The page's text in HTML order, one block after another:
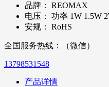
品牌：
REOMAX
电压：
功率 1W 1.5W
安规：
RoHS
全国服务热线：（微信）
13798531548
产品详情